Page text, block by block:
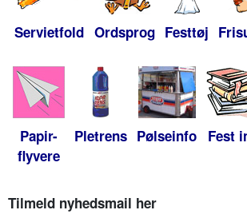
Servietfold Ordsprog Festtøj
Papir-
flyvere
Pletrens Pølseinfo Fest
Tilmeld nyhedsmail her